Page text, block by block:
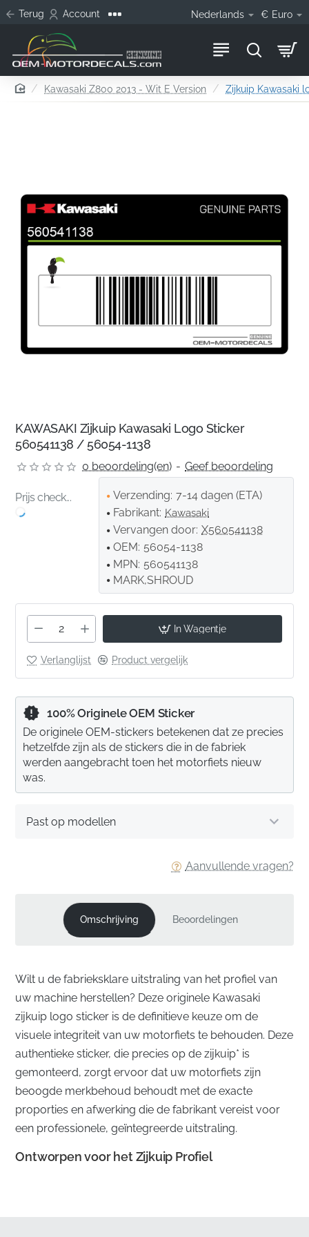
Terug Account Nederlands € Euro
homeKawasaki Z800 2013 - Wit E Version Zijkuip Kawasaki
KAWASAKI Zijkuip Kawasaki Logo Sticker
560541138 / 56054-1138
0 beoordeling(en) - Geef beoordeling
Prijs check... Verzending: 7-14 dagen (ETA)
Fabrikant: Kawasaki
Vervangen door: X560541138
OEM: 56054-1138
MPN: 560541138
MARK,SHROUD
In Wagentje
Verlanglijst Product vergelijk
Aanvullende vragen?
Past op modellen
100% Originele OEM Sticker
De originele OEM-stickers betekenen dat ze precies
hetzelfde zijn als de stickers die in de fabriek
werden aangebracht toen het motorfiets nieuw
was.
Omschrijving Beoordelingen
Wilt u de fabrieksklare uitstraling van het profiel van
uw machine herstellen? Deze originele Kawasaki
zijkuip logo sticker is de definitieve keuze om de
visuele integriteit van uw motorfiets te behouden. Deze
authentieke sticker, die precies op de zijkuip* is
gemonteerd, zorgt ervoor dat uw motorfiets zijn
beoogde merkbehoud behoudt met de exacte
proporties en afwerking die de fabrikant vereist voor
een professionele, geïntegreerde uitstraling.
Ontworpen voor het Zijkuip Profiel